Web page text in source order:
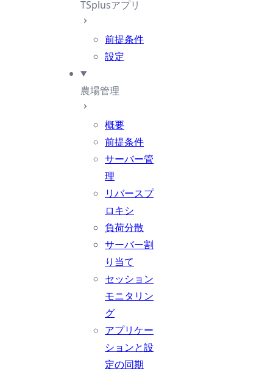
TSplusアプリ
前提条件
設定
農場管理
概要
前提条件
サーバー管
理
リバースプ
ロキシ
負荷分散
サーバー割
り当て
セッション
モニタリン
グ
アプリケー
ションと設
定の同期